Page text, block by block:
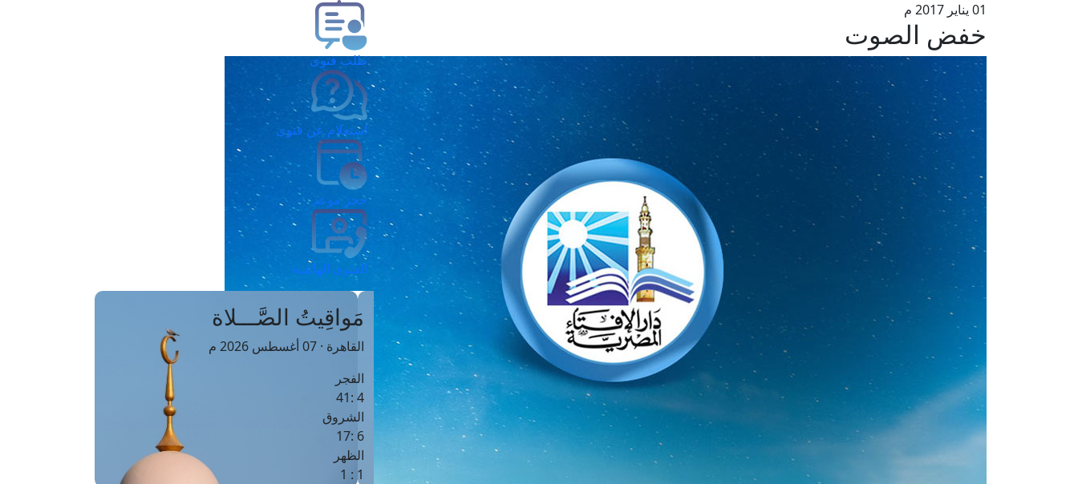
01 يناير 2017 م
خفض الصوت
طلب فتوى
استعلام عن فتوى
حجز موعد
الفتوى الهاتفية
مَواقِيتُ الصَّـــلاة
القاهرة · 07 أغسطس 2026 م
الفجر
4 :41
الشروق
6 :17
الظهر
1 : 1